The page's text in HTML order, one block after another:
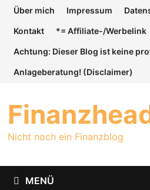
ZumÜber mich Impressum
Kontakt *= Affiliate-/Werbelink
Achtung: Dieser Blog ist keine
Anlageberatung! (Disclaimer)
Nicht noch ein Finanzblog
MENÜ